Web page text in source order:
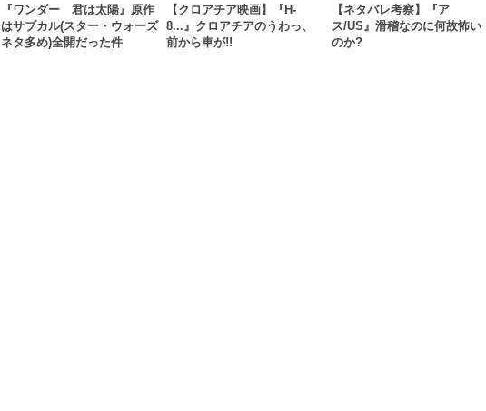
『ワンダー 君は太陽』原作
はサブカル(スター・ウォーズ
ネタ多め)全開だった件
【クロアチア映画】『H-
8...』クロアチアのうわっ、
前から車が!!
【ネタバレ考察】『ア
ス/US』滑稽なのに何故怖い
のか?